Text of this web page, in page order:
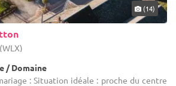
(14)
/ Domaine
: Situation idéale : proche du centre